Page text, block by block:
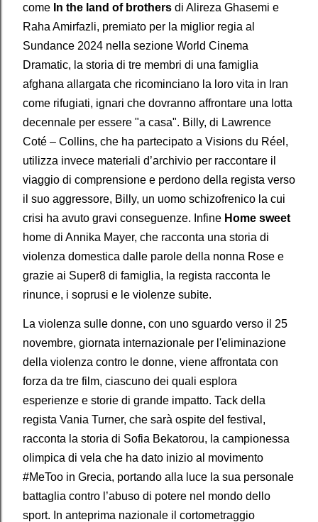
come In the land of brothers di Alireza Ghasemi e
Raha Amirfazli, premiato per la miglior regia al
Sundance 2024 nella sezione World Cinema
Dramatic, la storia di tre membri di una famiglia
afghana allargata che ricominciano la loro vita in Iran
come rifugiati, ignari che dovranno affrontare una lotta
decennale per essere "a casa". Billy, di Lawrence
Coté – Collins, che ha partecipato a Visions du Réel,
utilizza invece materiali d’archivio per raccontare il
viaggio di comprensione e perdono della regista verso
il suo aggressore, Billy, un uomo schizofrenico la cui
crisi ha avuto gravi conseguenze. Infine Home sweet
home di Annika Mayer, che racconta una storia di
violenza domestica dalle parole della nonna Rose e
grazie ai Super8 di famiglia, la regista racconta le
rinunce, i soprusi e le violenze subite.
La violenza sulle donne, con uno sguardo verso il 25
novembre, giornata internazionale per l'eliminazione
della violenza contro le donne, viene affrontata con
forza da tre film, ciascuno dei quali esplora
esperienze e storie di grande impatto. Tack della
regista Vania Turner, che sarà ospite del festival,
racconta la storia di Sofia Bekatorou, la campionessa
olimpica di vela che ha dato inizio al movimento
#MeToo in Grecia, portando alla luce la sua personale
battaglia contro l’abuso di potere nel mondo dello
sport. In anteprima nazionale il cortometraggio